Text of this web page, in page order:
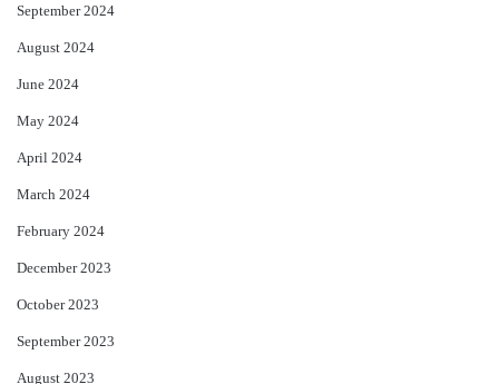
September 2024
August 2024
June 2024
May 2024
April 2024
March 2024
February 2024
December 2023
October 2023
September 2023
August 2023